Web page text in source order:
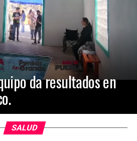
da resultados en
SALUD